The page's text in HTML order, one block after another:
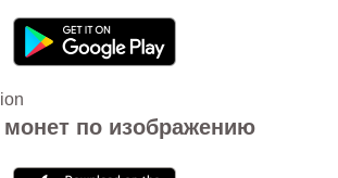
монет по изображению